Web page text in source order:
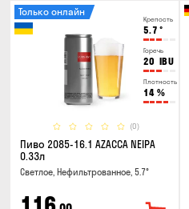
Крепость
5.7 °
Горечь
20 IBU
Плотность
14 %
(0)
Только онлайн
Пиво 2085-16.1 AZACCA NEIPA
0.33л
Светлое, Нефильтрованное, 5.7°